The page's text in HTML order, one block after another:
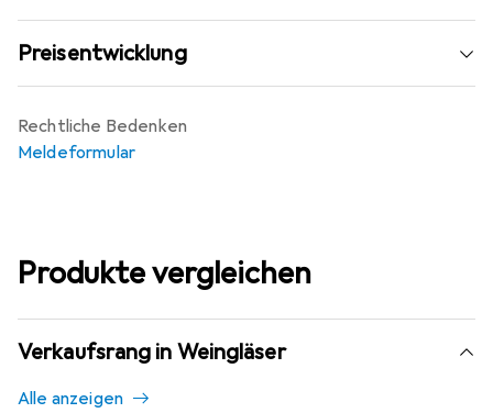
Preisentwicklung
Rechtliche Bedenken
Meldeformular
Produkte vergleichen
Verkaufsrang in Weingläser
Alle anzeigen